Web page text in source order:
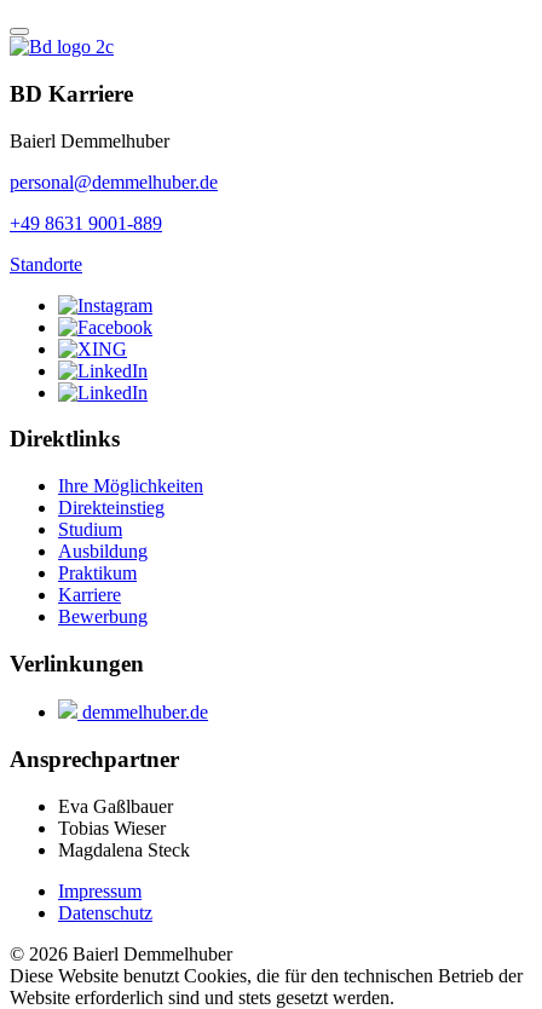
BD Karriere
Baierl Demmelhuber
personal@demmelhuber.de
+49 8631 9001-889
Standorte
Direktlinks
Ihre Möglichkeiten
Direkteinstieg
Studium
Ausbildung
Praktikum
Karriere
Bewerbung
Verlinkungen
demmelhuber.de
Ansprechpartner
Eva Gaßlbauer
Tobias Wieser
Magdalena Steck
Impressum
Datenschutz
© 2026 Baierl Demmelhuber
Diese Website benutzt Cookies, die für den technischen Betrieb der
Website erforderlich sind und stets gesetzt werden.